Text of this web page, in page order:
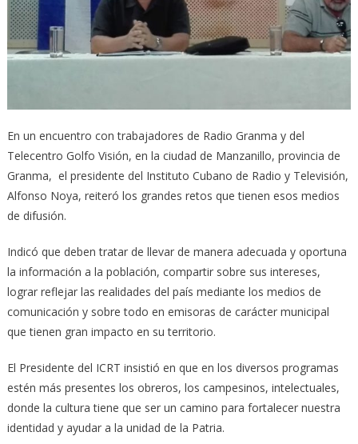
En un encuentro con trabajadores de Radio Granma y del
Telecentro Golfo Visión, en la ciudad de Manzanillo, provincia de
Granma, el presidente del Instituto Cubano de Radio y Televisión,
Alfonso Noya, reiteró los grandes retos que tienen esos medios
de difusión.
Indicó que deben tratar de llevar de manera adecuada y oportuna
la información a la población, compartir sobre sus intereses,
lograr reflejar las realidades del país mediante los medios de
comunicación y sobre todo en emisoras de carácter municipal
que tienen gran impacto en su territorio.
El Presidente del ICRT insistió en que en los diversos programas
estén más presentes los obreros, los campesinos, intelectuales,
donde la cultura tiene que ser un camino para fortalecer nuestra
identidad y ayudar a la unidad de la Patria.